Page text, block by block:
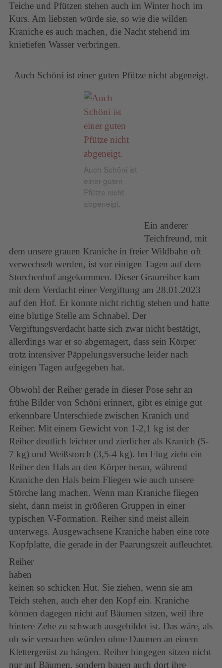
Teiche und Pfützen stehen auch im Winter hoch im
Kurs. Am liebsten würde sie, so wie die wilden
Kraniche es auch machen, die Nacht stehend im
knietiefen Wasser verbringen.
Auch Schöni ist einer guten Pfütze nicht abgeneigt.
Auch Schöni ist
einer guten
Pfütze nicht
abgeneigt.
Ein anderer
Teichfreund, mit
dem unsere grauen Kraniche in freier Wildbahn oft
verwechselt werden, ist vor einigen Tagen auf dem
Storchenhof angekommen. Dieser Graureiher kam
mit dem Verdacht einer Vergiftung am 28.01.2023
auf den Hof. Er konnte nicht richtig stehen und hatte
eine blutige Stelle am Schnabel. Der
Vergiftungsverdacht hatte sich zwar nicht bestätigt,
allerdings war er so abgemagert, dass sein Körper
trotz intensiver Päppelungsversuche leider nach
einigen Tagen aufgegeben hat.
Obwohl der Reiher gerade in dieser Pose sehr an
frühe Bilder von Schöni erinnert, gibt es einige gut
erkennbare Unterschiede zwischen Kranich und
Reiher. Mit einem Gewicht von 1-2,1 kg ist der
Reiher deutlich leichter und zierlicher als Kranich (5-
7 kg) und Weißstorch (3,5-4 kg). Im Flug zieht ein
Reiher den Hals an den Körper heran, während
Kraniche den Hals beim Fliegen wie auch unsere
Störche lang machen. Wenn man Kraniche fliegen
sieht, dann meist in größeren Gruppen in einer
typischen V-Formation. Reiher sind meist allein
unterwegs. Ausgewachsene Kraniche haben eine rote
Kopfplatte, die gerade in der Paarungszeit aufleuchtet.
Reiher
haben
keinen so schicken Hut. Sie ziehen, wenn sie am
Teich stehen, auch eher den Kopf ein. Kraniche
können dagegen nicht auf Bäumen sitzen, weil ihre
hintere Zehe zu schwach ausgebildet ist. Das wäre, als
ob wir versuchen würden ohne Daumen an einem
Klettergerüst zu hängen. Reiher hingegen sitzen nicht
nur auf Bäumen, sondern bauen auch dort ihre